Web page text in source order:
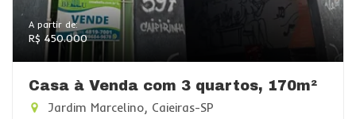
A partir de:
R$ 450.000
Casa à Venda com 3 quartos, 170m²
Jardim Marcelino, Caieiras-SP